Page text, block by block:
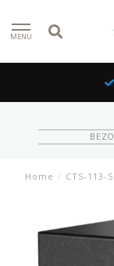
MENU
Home / CTS-